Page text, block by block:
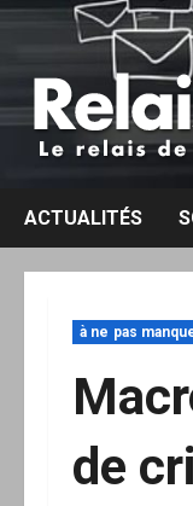
Aller
contenu
ACTUALITÉS
à ne pas
de